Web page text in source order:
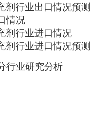
剂行业出口情况预测
情况
剂行业进口情况
剂行业进口情况预测
行业研究分析